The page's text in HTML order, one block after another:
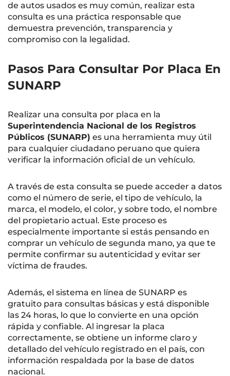
de autos usados es muy común, realizar esta
consulta es una práctica responsable que
demuestra prevención, transparencia y
compromiso con la legalidad.
Pasos Para Consultar Por Placa En
SUNARP
Realizar una consulta por placa en la
Superintendencia Nacional de los Registros
Públicos (SUNARP) es una herramienta muy útil
para cualquier ciudadano peruano que quiera
verificar la información oficial de un vehículo.
A través de esta consulta se puede acceder a datos
como el número de serie, el tipo de vehículo, la
marca, el modelo, el color, y sobre todo, el nombre
del propietario actual. Este proceso es
especialmente importante si estás pensando en
comprar un vehículo de segunda mano, ya que te
permite confirmar su autenticidad y evitar ser
víctima de fraudes.
Además, el sistema en línea de SUNARP es
gratuito para consultas básicas y está disponible
las 24 horas, lo que lo convierte en una opción
rápida y confiable. Al ingresar la placa
correctamente, se obtiene un informe claro y
detallado del vehículo registrado en el país, con
información respaldada por la base de datos
nacional.